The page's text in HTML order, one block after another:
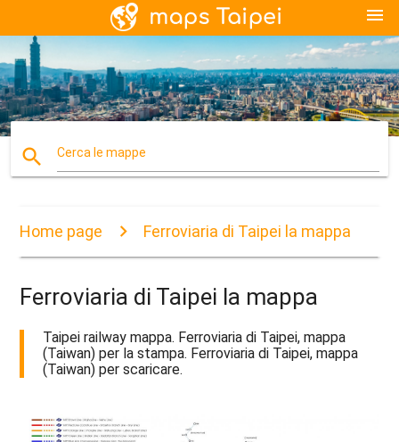
menu
search Cerca le mappe
Home page Ferroviaria di Taipei la mappa
Ferroviaria di Taipei la mappa
Taipei railway mappa. Ferroviaria di Taipei, mappa
(Taiwan) per la stampa. Ferroviaria di Taipei, mappa
(Taiwan) per scaricare.